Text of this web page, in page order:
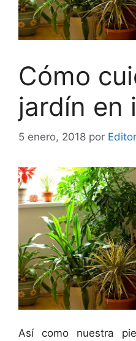
Cómo
jardín en
5 enero, 2018 por
Así como nuestra